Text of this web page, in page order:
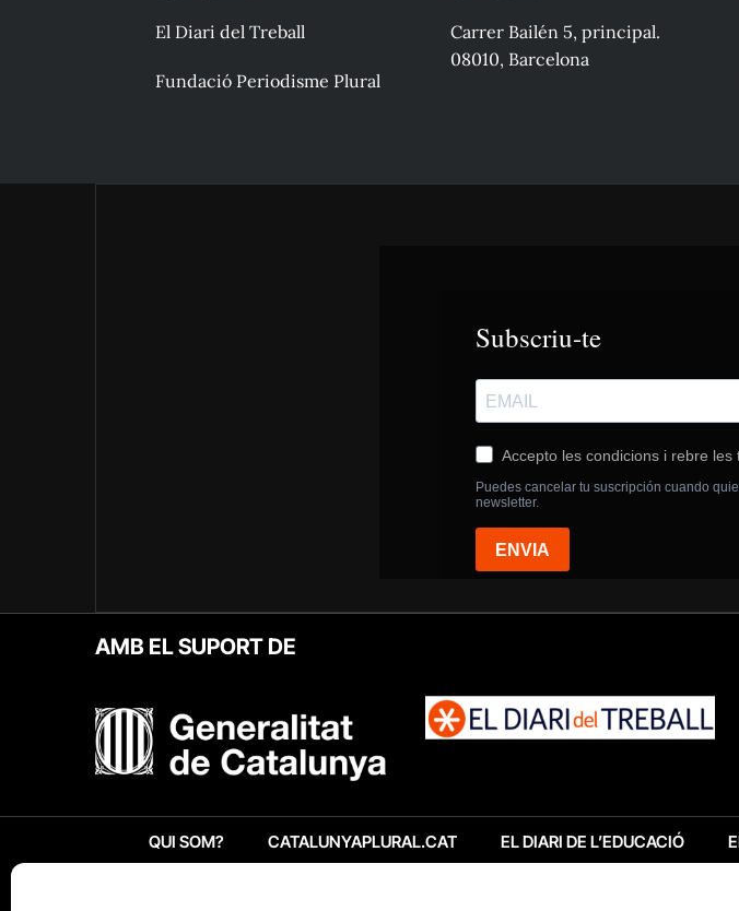
El Diari del Treball
Fundació Periodisme Plural
Carrer Bailén 5, principal.
08010, Barcelona
AMB EL SUPORT DE
QUI SOM? CATALUNYAPLURAL.CAT EL DIARI DE L’EDUCACIÓ